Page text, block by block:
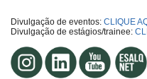
Divulgação de eventos: CLIQUE
Divulgação de estágios/trainee: